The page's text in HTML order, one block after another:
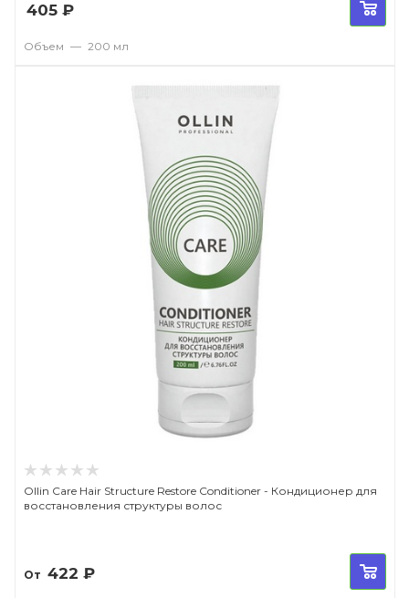
405 ₽
Объем — 200 мл
Ollin Care Hair Structure Restore Conditioner - Кондиционер для
восстановления структуры волос
От 422 ₽